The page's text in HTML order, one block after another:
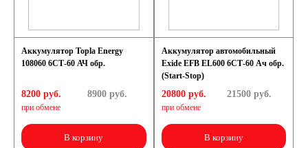
Аккумулятор Topla Energy
108060 6СТ-60 АЧ обр.
8200 руб.
при обмене
8900руб.
В корзину
Аккумулятор автомобильный
Exide EFB EL600 6СТ-60 Ач обр.
(Start-Stop)
20800 руб.
при обмене
21500 руб.
В корзину